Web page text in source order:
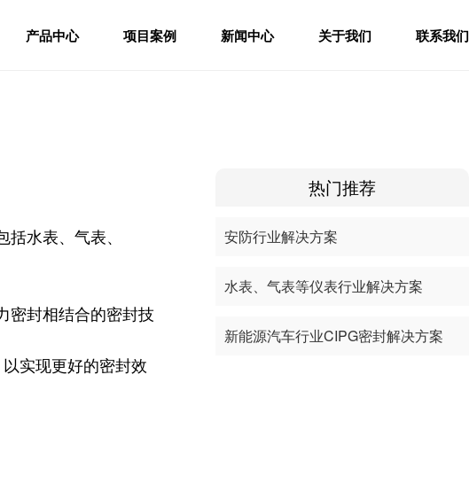
产品中心 项目案例 新闻中心 关于我们 联系我们
热门推荐
安防行业解决方案
水表、气表等仪表行业解决方案
新能源汽车行业CIPG密封解决方案
水表、气表、
密封相结合的密封技
实现更好的密封效